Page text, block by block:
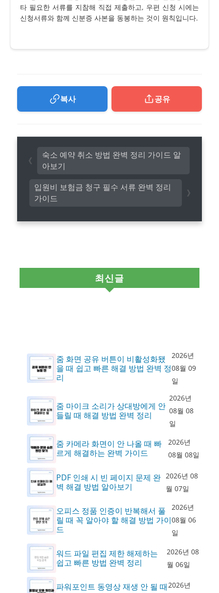
타 필요한 서류를 지참해 직접 제출하고, 우편 신청 시에는
신청서류와 함께 신분증 사본을 동봉하는 것이 원칙입니다.
복사 공유
입원비 보험금 청구 필수 서류 완벽 정리
가이드
숙소 예약 취소 방법 완벽 정리 가이드 알
아보기
최신글
줌 화면 공유 버튼이 비활성화됐
을 때 쉽고 빠른 해결 방법 완벽 정
리
2026년
08월 09
일
줌 마이크 소리가 상대방에게 안
들릴 때 해결 방법 완벽 정리
2026년
08월 08
일
줌 카메라 화면이 안 나올 때 빠
르게 해결하는 완벽 가이드
2026년
08월 08일
PDF 인쇄 시 빈 페이지 문제 완
벽 해결 방법 알아보기
2026년 08
월 07일
오피스 정품 인증이 반복해서 풀
릴 때 꼭 알아야 할 해결 방법 가이
드
2026년
08월 06
일
워드 파일 편집 제한 해제하는
쉽고 빠른 방법 완벽 정리
2026년 08
월 06일
파워포인트 동영상 재생 안 될 때2026년